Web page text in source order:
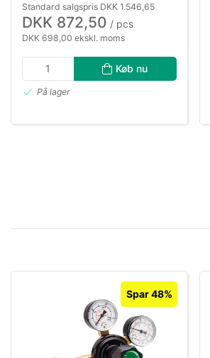
Standard salgspris DKK 1.546,65
DKK 872,50 / pcs
DKK 698,00 ekskl. moms
Køb nu
På lager
Spar 48%